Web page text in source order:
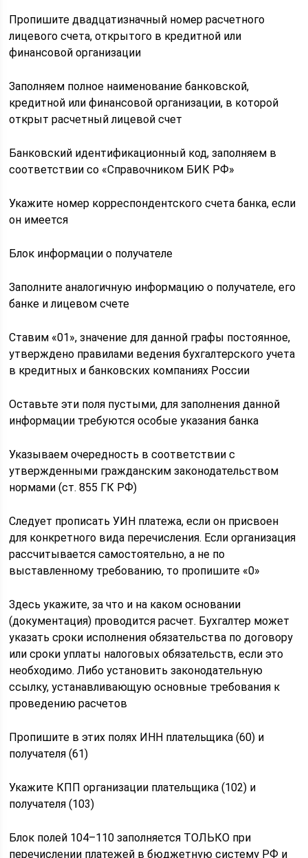
Пропишите двадцатизначный номер расчетного
лицевого счета, открытого в кредитной или
финансовой организации
Заполняем полное наименование банковской,
кредитной или финансовой организации, в которой
открыт расчетный лицевой счет
Банковский идентификационный код, заполняем в
соответствии со «Справочником БИК РФ»
Укажите номер корреспондентского счета банка, если
он имеется
Блок информации о получателе
Заполните аналогичную информацию о получателе, его
банке и лицевом счете
Ставим «01», значение для данной графы постоянное,
утверждено правилами ведения бухгалтерского учета
в кредитных и банковских компаниях России
Оставьте эти поля пустыми, для заполнения данной
информации требуются особые указания банка
Указываем очередность в соответствии с
утвержденными гражданским законодательством
нормами (ст. 855 ГК РФ)
Следует прописать УИН платежа, если он присвоен
для конкретного вида перечисления. Если организация
рассчитывается самостоятельно, а не по
выставленному требованию, то пропишите «0»
Здесь укажите, за что и на каком основании
(документация) проводится расчет. Бухгалтер может
указать сроки исполнения обязательства по договору
или сроки уплаты налоговых обязательств, если это
необходимо. Либо установить законодательную
ссылку, устанавливающую основные требования к
проведению расчетов
Пропишите в этих полях ИНН плательщика (60) и
получателя (61)
Укажите КПП организации плательщика (102) и
получателя (103)
Блок полей 104–110 заполняется ТОЛЬКО при
перечислении платежей в бюджетную систему РФ и